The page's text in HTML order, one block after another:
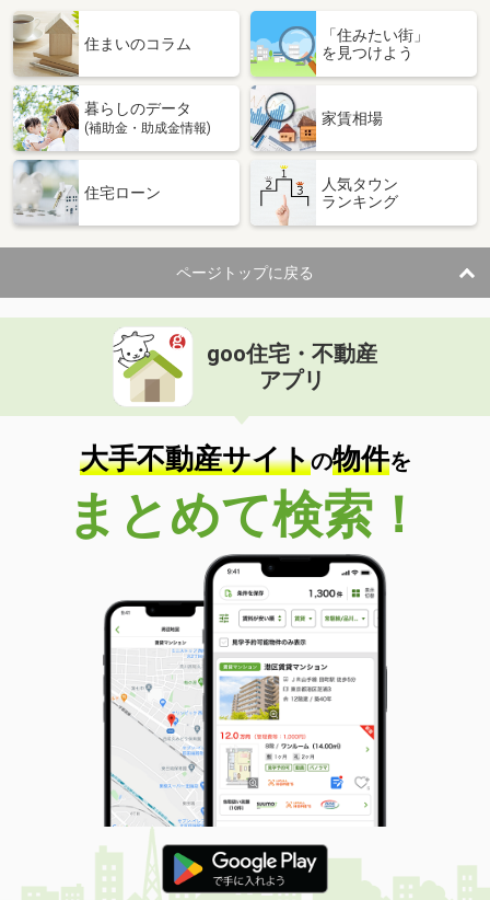
住まいのコラム
「住みたい街」
を見つけよう
暮らしのデータ
(補助金・助成金情報)
家賃相場
住宅ローン
人気タウン
ランキング
ページトップに戻る
goo住宅・不動産
アプリ
大手不動産サイトの物件を
まとめて検索！